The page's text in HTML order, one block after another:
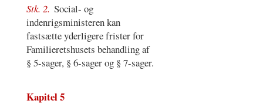
Stk. 2. Social- og
indenrigsministeren kan
fastsætte yderligere frister for
Familieretshusets behandling af
§ 5-sager, § 6-sager og § 7-sager.
Kapitel 5